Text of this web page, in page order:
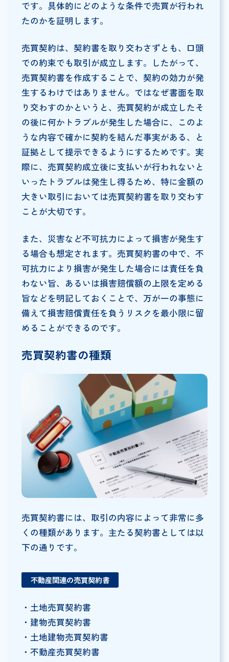
です。具体的にどのような条件で売買が行われ
たのかを証明します。
売買契約は、契約書を取り交わさずとも、口頭
での約束でも取引が成立します。したがって、
売買契約書を作成することで、契約の効力が発
生するわけではありません。ではなぜ書面を取
り交わすのかというと、売買契約が成立したそ
の後に何かトラブルが発生した場合に、このよ
うな内容で確かに契約を結んだ事実がある、と
証拠として提示できるようにするためです。実
際に、売買契約成立後に支払いが行われないと
いったトラブルは発生し得るため、特に金額の
大きい取引においては売買契約書を取り交わす
ことが大切です。
また、災害など不可抗力によって損害が発生す
る場合も想定されます。売買契約書の中で、不
可抗力により損害が発生した場合には責任を負
わない旨、あるいは損害賠償額の上限を定める
旨などを明記しておくことで、万が一の事態に
備えて損害賠償責任を負うリスクを最小限に留
めることができるのです。
売買契約書の種類
売買契約書には、取引の内容によって非常に多
くの種類があります。主たる契約書としては以
下の通りです。
不動産関連の売買契約書
・土地売買契約書
・建物売買契約書
・土地建物売買契約書
・不動産売買契約書